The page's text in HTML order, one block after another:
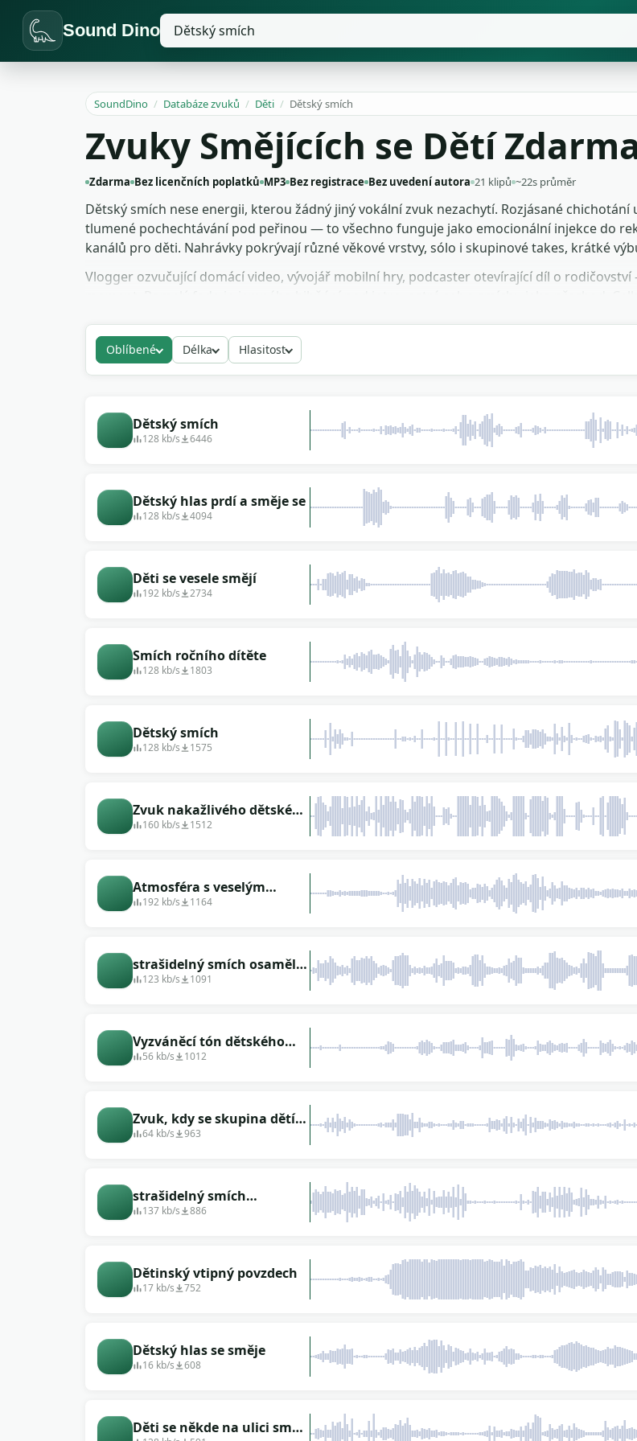
Sound Dino
SoundDino / Databáze zvuků / Děti / Dětský smích
Zvuky Smějících se Dětí
Zdarma Bez licenčních poplatků MP3 Bez registrace Bez uvedení autora 21 klipů ~22s průměr
Dětský smích nese energii, kterou žádný jiný vokální zvuk nezachytí. Rozjásané
tlumené pochechtávání pod peřinou — to všechno funguje jako emocionální injekce do
kanálů pro děti. Nahrávky pokrývají různé věkové vrstvy, sólo i skupinové takes, krátké
Vlogger ozvučující domácí video, vývojář mobilní hry, podcaster otevírající díl o
Oblíbené Délka Hlasitost
Dětský smích
128 kb/s 6446
Dětský hlas prdí a směje se
128 kb/s 4094
Děti se vesele smějí
192 kb/s 2734
Smích ročního dítěte
128 kb/s 1803
Dětský smích
128 kb/s 1575
Zvuk nakažlivého dětského
smíchu
160 kb/s 1512
Atmosféra s veselým
smíchem
192 kb/s 1164
strašidelný smích osamělé
dítě ve vesmíru
123 kb/s 1091
Vyzváněcí tón dětského
smíchu
56 kb/s 1012
Zvuk, kdy se skupina dětí
směje (školáci)
64 kb/s 963
strašidelný smích
jednotlivý dětský kreslený
137 kb/s 886
Dětinský vtipný povzdech
17 kb/s 752
Dětský hlas se směje
16 kb/s 608
Děti se někde na ulici smějí